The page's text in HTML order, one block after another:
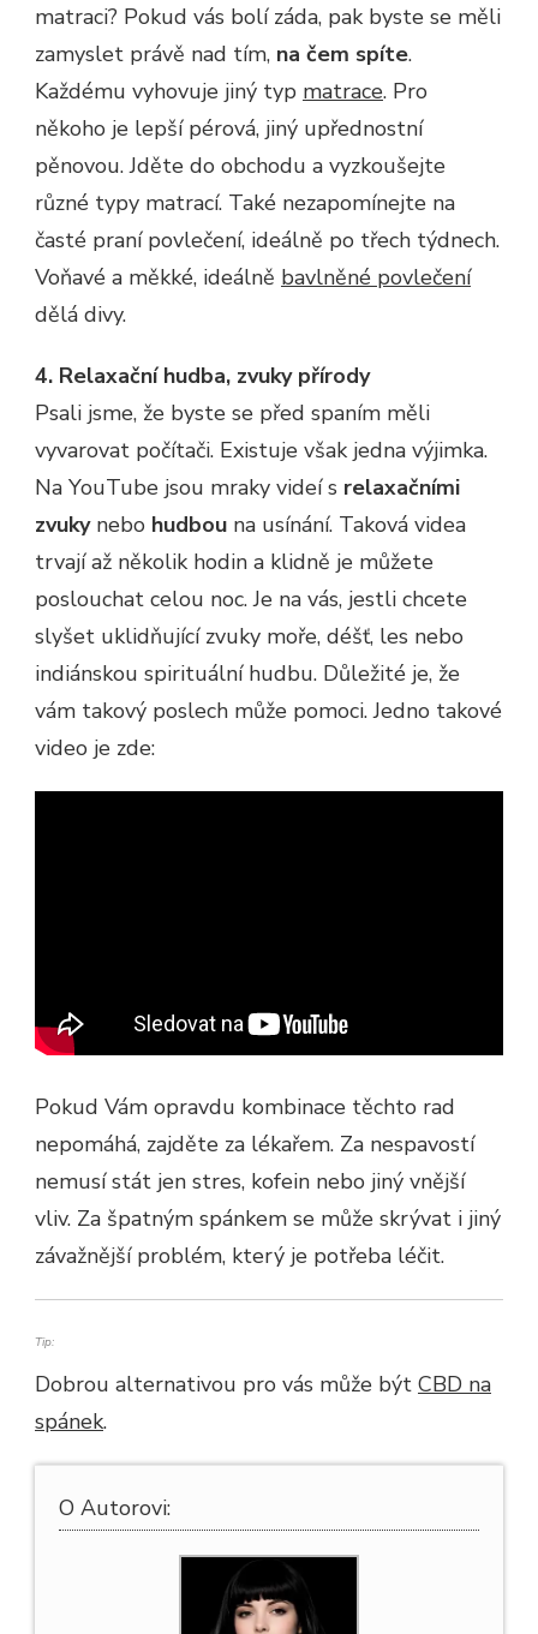
matraci? Pokud vás bolí záda, pak byste se měli
zamyslet právě nad tím, na čem spíte.
Každému vyhovuje jiný typ matrace. Pro
někoho je lepší pérová, jiný upřednostní
pěnovou. Jděte do obchodu a vyzkoušejte
různé typy matrací. Také nezapomínejte na
časté praní povlečení, ideálně po třech týdnech.
Voňavé a měkké, ideálně bavlněné povlečení
dělá divy.
4. Relaxační hudba, zvuky přírody
Psali jsme, že byste se před spaním měli
vyvarovat počítači. Existuje však jedna výjimka.
Na YouTube jsou mraky videí s relaxačními
zvukynebo hudbou na usínání. Taková videa
trvají až několik hodin a klidně je můžete
poslouchat celou noc. Je na vás, jestli chcete
slyšet uklidňující zvuky moře, déšť, les nebo
indiánskou spirituální hudbu. Důležité je, že
vám takový poslech může pomoci. Jedno takové
video je zde:
Pokud Vám opravdu kombinace těchto rad
nepomáhá, zajděte za lékařem. Za nespavostí
nemusí stát jen stres, kofein nebo jiný vnější
vliv. Za špatným spánkem se může skrývat i jiný
závažnější problém, který je potřeba léčit.
Tip:
Dobrou alternativou pro vás může být CBD na
spánek.
O Autorovi: